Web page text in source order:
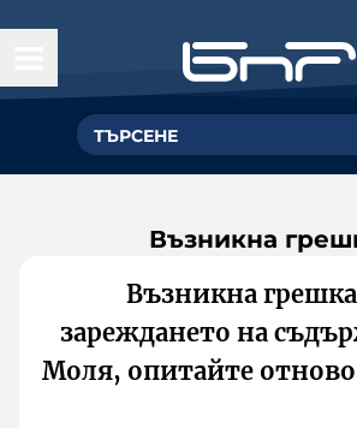
Възникна
Възникна
зареждането на
Моля, опитайте